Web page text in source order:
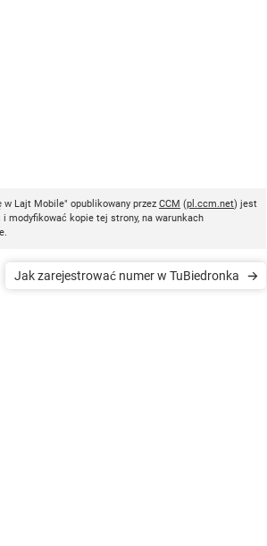
w Lajt Mobile" opublikowany przez CCM (pl.ccm.net) jest
modyfikować kopie tej strony, na warunkach
Jak zarejestrować numer w TuBiedronka